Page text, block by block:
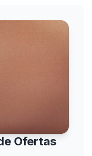
Ofertas